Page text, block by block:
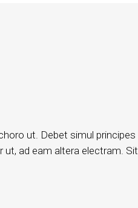
ut. Debet simul principes
ut, ad eam altera electram. Sit